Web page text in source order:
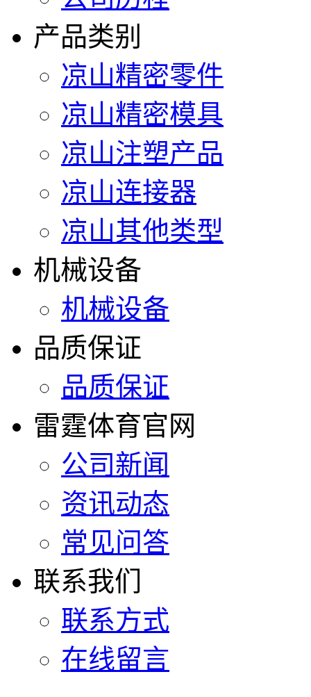
产品类别
凉山精密零件
凉山精密模具
凉山注塑产品
凉山连接器
凉山其他类型
机械设备
机械设备
品质保证
品质保证
雷霆体育官网
公司新闻
资讯动态
常见问答
联系我们
联系方式
在线留言